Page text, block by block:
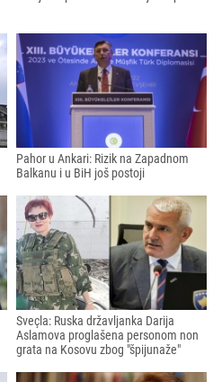
Pahor u Ankari: Rizik na Zapadnom
Balkanu i u BiH još postoji
Sveçla: Ruska državljanka Darija
Aslamova proglašena personom non
grata na Kosovu zbog "špijunaže"